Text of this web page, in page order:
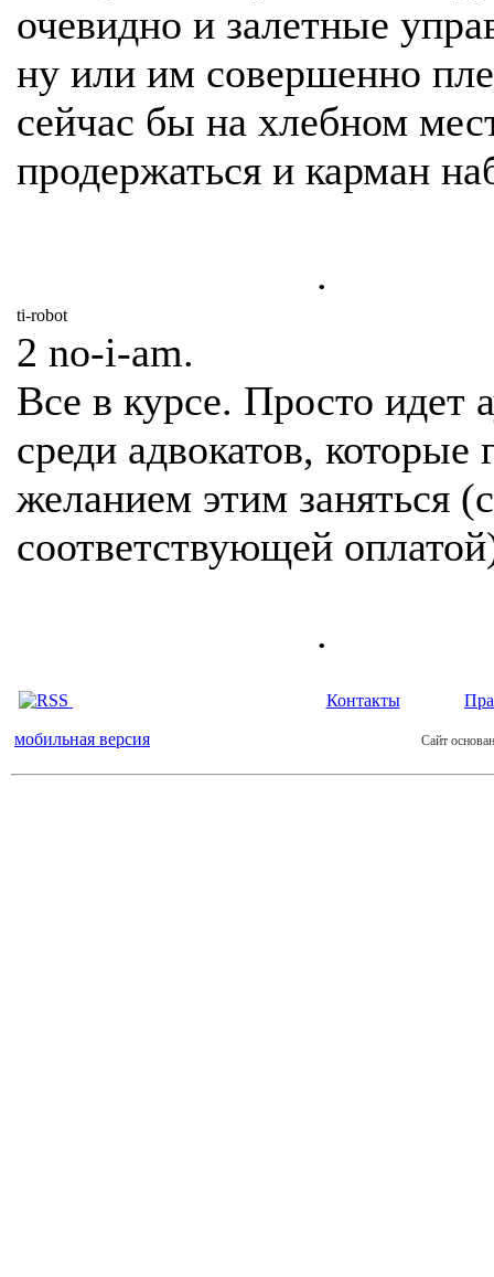
очевидно и залетные
ну или им совершенно
сейчас бы на хлебном
продержаться и карман
.
ti-robot
2 no-i-am.
Все в курсе. Просто идет
среди адвокатов, которые
желанием этим заняться (с
соответствующей
.
Контакты
мобильная версия Сайт